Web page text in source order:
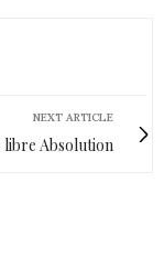
NEXT ARTICLE
libre Absolution